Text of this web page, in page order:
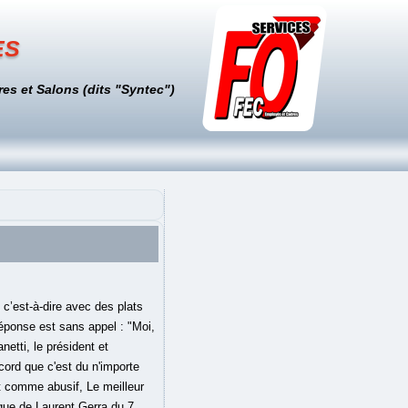
et Salons (dits "Syntec")
mon poste. Benjamin Castaldi se souvient de sa grand-mère Simone Signoret et d'Yves Montand, le père adoptif de sa mère Catherine Allégret, dont il fut proche jusqu'à la fin de leur vie, dans leur maison d'Autheuil. La solution proposée est aussi simple qu’efficace. | Castaldi et la pub "Comme j'aime" Posté par Chris064 à 13:18 - PHOTOMONTAGES "PEOPLE" - Commentaires [0] - Permalien 06 juillet 2019. Pas vexé pour un sou, le chroniqueur lui a répondu avec humour sur le réseau social. - Mis à jour le mar. Je ne défend pas Comme J'aime, mais pas forcément. 21/08/2018 à 17h04 EXCLU CLOSER - Après avoir posté un sketch vidéo avec Loana sur Instagram, Benjamin Castaldi a été accusé de grossophobie et de sexisme. Né en fin de 3ème décan, après le 18 juillet, vous pourriez avoir une prise de conscience lumineuse en ce qui concerne une relation qui vous pose problème. Soit ce qu’il faut globalement, chez une femme, pour maintenir son métabolisme de base. Pourquoi, qu’est-ce qu’il y a ? Mais on peut être beau et gros », a-t-il plaisanté, avant de reprendre sur un ton plus sérieux : « C’est quoi votre contrat avec Comme J’aime ? Jean-Claude Van Damme himself, aware et en os, a choisi le plateau du Grand Cactus pour son come-back en Belgique. - Mis à jour le mar. Découvrez en images les stars les plus prétentieuses de la planète people. La Covid-19, le cancer, les hémorroïdes, les cors aux pieds : tout ! Denis Brogniart (Koh Lanta) ambassadeur du courtier Assu 2000. Benjamin Castaldi dévoile les conditions hallucinantes de son contrat avec Comme J’aime (Vidéo) Publié par Justine le 03 Mar 2020 à 15:00 Egérie depuis quelque temps pour la société Comme J’aime , Benjamin Castaldi a décidé de révéler les dessous surprenants de son contrat sur le plateau de TPMP. Souvent il suffit juste de mieux manger soi même à … Si les entrées d